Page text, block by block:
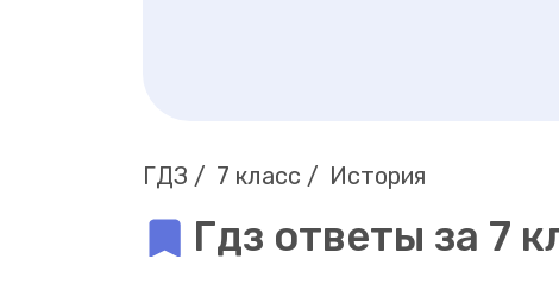
ГДЗ 7 класс История
Гдз ответы за 7